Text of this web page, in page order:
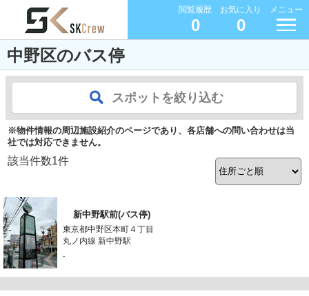
閲覧履歴
0
お気に入り
0
メニュー
中野区のバス停
スポットを絞り込む
※物件情報の周辺施設紹介のページであり、各店舗への問い合わせは当
社では対応できません。
該当件数1件
新中野駅前(バス停)
東京都中野区本町４丁目
丸ノ内線 新中野駅
-